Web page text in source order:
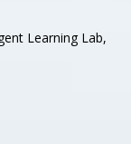
Learning Lab,